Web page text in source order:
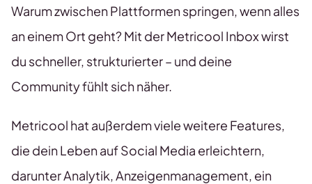
Warum zwischen Plattformen springen, wenn alles
an einem Ort geht? Mit der Metricool Inbox wirst
du schneller, strukturierter – und deine
Community fühlt sich näher.
Metricool hat außerdem viele weitere Features,
die dein Leben auf Social Media erleichtern,
darunter Analytik, Anzeigenmanagement, ein